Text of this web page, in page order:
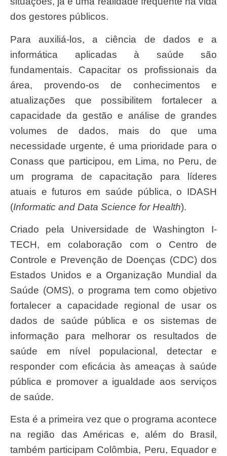
dos gestores públicos.
Para auxiliá-los, a ciência de dados e a
informática aplicadas à saúde são
fundamentais. Capacitar os profissionais da
área, provendo-os de conhecimentos e
atualizações que possibilitem fortalecer a
capacidade da gestão e análise de grandes
volumes de dados, mais do que uma
necessidade urgente, é uma prioridade para o
Conass que participou, em Lima, no Peru, de
um programa de capacitação para líderes
atuais e futuros em saúde pública, o IDASH
(Informatic and Data Science for Health).
Criado pela Universidade de Washington I-
TECH, em colaboração com o Centro de
Controle e Prevenção de Doenças (CDC) dos
Estados Unidos e a Organização Mundial da
Saúde (OMS), o programa tem como objetivo
fortalecer a capacidade regional de usar os
dados de saúde pública e os sistemas de
informação para melhorar os resultados de
saúde em nível populacional, detectar e
responder com eficácia às ameaças à saúde
pública e promover a igualdade aos serviços
de saúde.
Esta é a primeira vez que o programa acontece
na região das Américas e, além do Brasil,
também participam Colômbia, Peru, Equador e